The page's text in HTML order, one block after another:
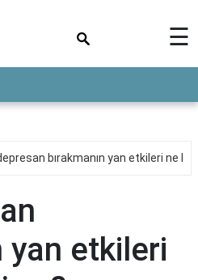
☰
bırakmanın yan etkileri ne
yan etkileri